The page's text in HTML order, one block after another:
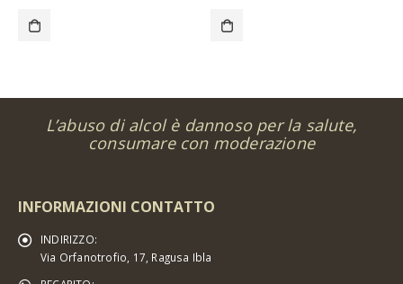
L’abuso di alcol è dannoso per la salute,
consumare con moderazione
INFORMAZIONI CONTATTO
INDIRIZZO:
Via Orfanotrofio, 17, Ragusa Ibla